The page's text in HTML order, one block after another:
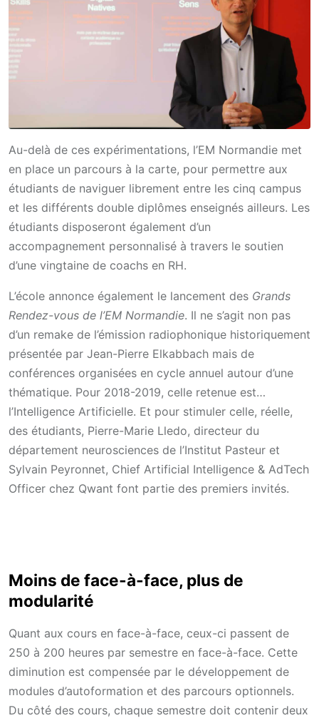
Au-delà de ces expérimentations, l’EM Normandie met
en place un parcours à la carte, pour permettre aux
étudiants de naviguer librement entre les cinq campus
et les différents double diplômes enseignés ailleurs. Les
étudiants disposeront également d’un
accompagnement personnalisé à travers le soutien
d’une vingtaine de coachs en RH.
L’école annonce également le lancement des Grands
Rendez-vous de l’EM Normandie. Il ne s’agit non pas
d’un remake de l’émission radiophonique historiquement
présentée par Jean-Pierre Elkabbach mais de
conférences organisées en cycle annuel autour d’une
thématique. Pour 2018-2019, celle retenue est…
l’Intelligence Artificielle. Et pour stimuler celle, réelle,
des étudiants, Pierre-Marie Lledo, directeur du
département neurosciences de l’Institut Pasteur et
Sylvain Peyronnet, Chief Artificial Intelligence & AdTech
Officer chez Qwant font partie des premiers invités.
Moins de face-à-face, plus de
modularité
Quant aux cours en face-à-face, ceux-ci passent de
250 à 200 heures par semestre en face-à-face. Cette
diminution est compensée par le développement de
modules d’autoformation et des parcours optionnels.
Du côté des cours, chaque semestre doit contenir deux